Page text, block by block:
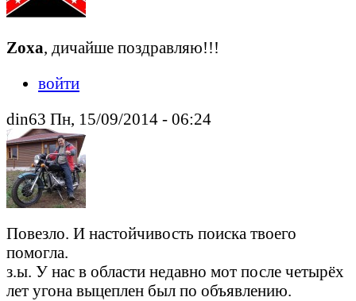
Zoxa, дичайше поздравляю!!!
войти
din63 Пн, 15/09/2014 - 06:24
Повезло. И настойчивость поиска твоего
помогла.
з.ы. У нас в области недавно мот после четырёх
лет угона выцеплен был по объявлению.